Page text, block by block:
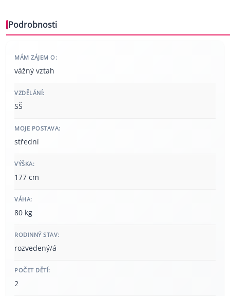
Podrobnosti
MÁM ZÁJEM O:
vážný vztah
VZDĚLÁNÍ:
SŠ
MOJE POSTAVA:
střední
VÝŠKA:
177 cm
VÁHA:
80 kg
RODINNÝ STAV:
rozvedený/á
POČET DĚTÍ:
2